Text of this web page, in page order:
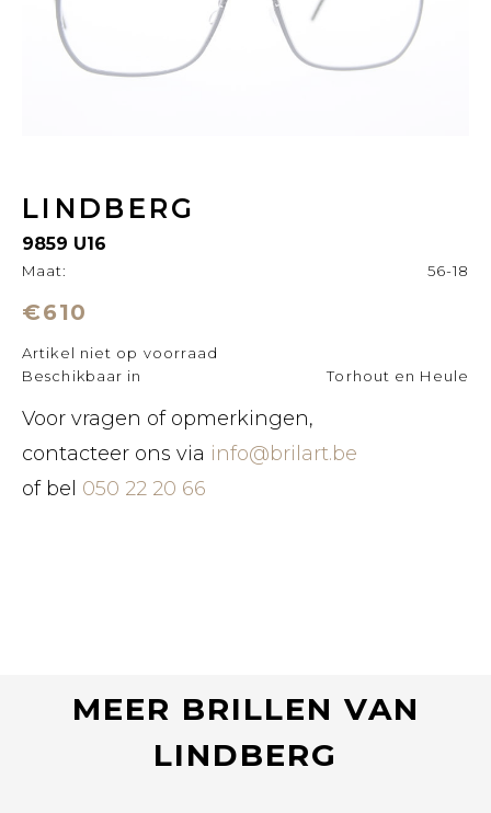
LINDBERG
9859 U16
Maat: 56-18
€610
Artikel niet op voorraad
Beschikbaar in
Torhout en Heule
Voor vragen of opmerkingen,
contacteer ons via info@brilart.be
of bel 050 22 20 66
MEER BRILLEN VAN
LINDBERG